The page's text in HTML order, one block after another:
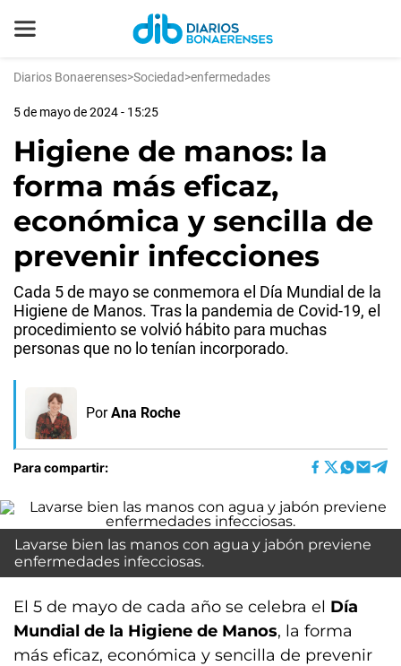
Diarios Bonaerenses>Sociedad>enfermedades
5 de mayo de 2024 - 15:25
Higiene de manos: la
forma más eficaz,
económica y sencilla de
prevenir infecciones
Cada 5 de mayo se conmemora el Día Mundial de la
Higiene de Manos. Tras la pandemia de Covid-19, el
procedimiento se volvió hábito para muchas
personas que no lo tenían incorporado.
Por Ana Roche
Para compartir:
Lavarse bien las manos con agua y jabón previene
enfermedades infecciosas.
El 5 de mayo de cada año se celebra el Día
Mundial de la Higiene de Manos, la forma
más eficaz, económica y sencilla de prevenir